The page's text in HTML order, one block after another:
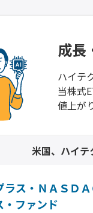
成長
ハイテ
当株式
値上が
米国、ハイ
ラス・ＮＡＳＤ
・ファンド